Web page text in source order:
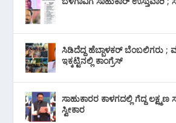
ಸಿಡಿದೆದ್ದ ಹೆಬ್ಬಾಳಕರ್ ಬೆಂಬಲಿಗರು ;
ಇಕ್ಕಟ್ಟಿನಲ್ಲಿ ಕಾಂಗ್ರೆಸ್
ಸಾಹುಕಾರರ ಕಾಳಗದಲ್ಲಿ ಗೆದ್ದ
ಸ್ವೀಕಾರ